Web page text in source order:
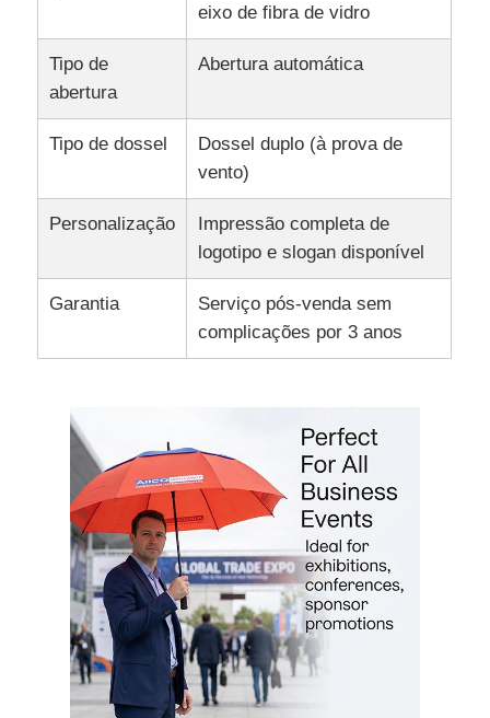
eixo de fibra de vidro
Tipo de
abertura
Abertura automática
Tipo de dossel
Dossel duplo (à prova de
vento)
Personalização
Impressão completa de
logotipo e slogan disponível
Garantia
Serviço pós-venda sem
complicações por 3 anos